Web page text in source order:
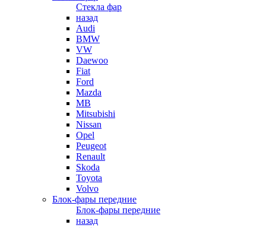
Стекла фар
назад
Audi
BMW
VW
Daewoo
Fiat
Ford
Mazda
MB
Mitsubishi
Nissan
Opel
Peugeot
Renault
Skoda
Toyota
Volvo
Блок-фары передние
Блок-фары передние
назад